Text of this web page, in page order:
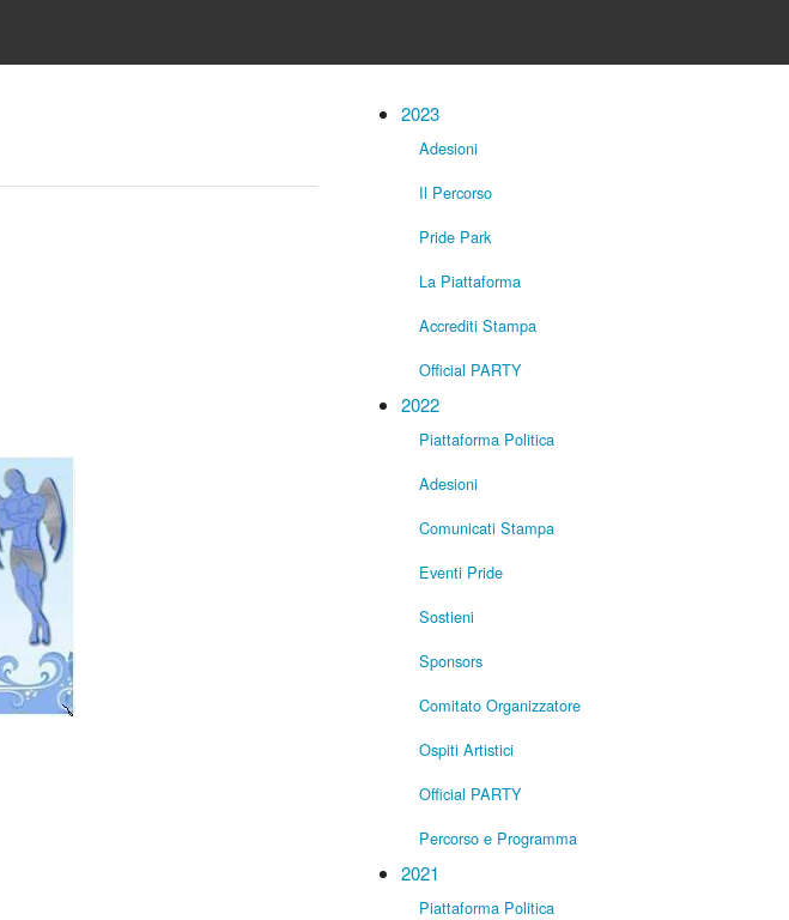
2023
Adesioni
Il Percorso
Pride Park
La Piattaforma
Accrediti Stampa
Official PARTY
2022
Piattaforma Politica
Adesioni
Comunicati Stampa
Eventi Pride
Sostieni
Sponsors
Comitato Organizzatore
Ospiti Artistici
Official PARTY
Percorso e Programma
2021
Piattaforma Politica